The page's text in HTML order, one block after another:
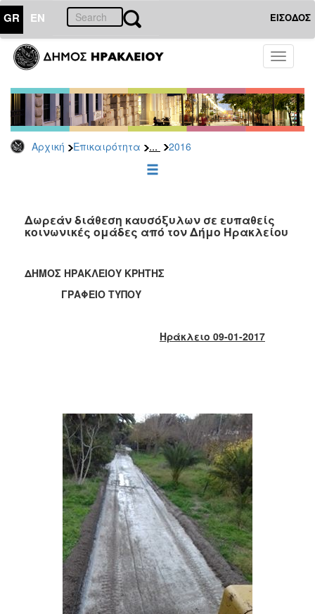
GR EN ΕΙΣΟΔΟΣ
Toggle
Αρχική Επικαιρότητα ... 2016
ΕΠΙΚΑΙΡΟΤΗΤΑ
Τύπου
Αρχείο
2026
2025
2022
2021
2019
2018
2011
2010
2006
Δωρεάν διάθεση καυσόξυλων σε ευπαθείς
κοινωνικές ομάδες από τον Δήμο Ηρακλείου
ΔΗΜΟΣ ΗΡΑΚΛΕΙΟΥ ΚΡΗΤΗΣ
ΓΡΑΦΕΙΟ ΤΥΠΟΥ
Ηράκλειο 09-01-2017